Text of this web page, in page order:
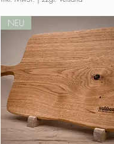
NEU